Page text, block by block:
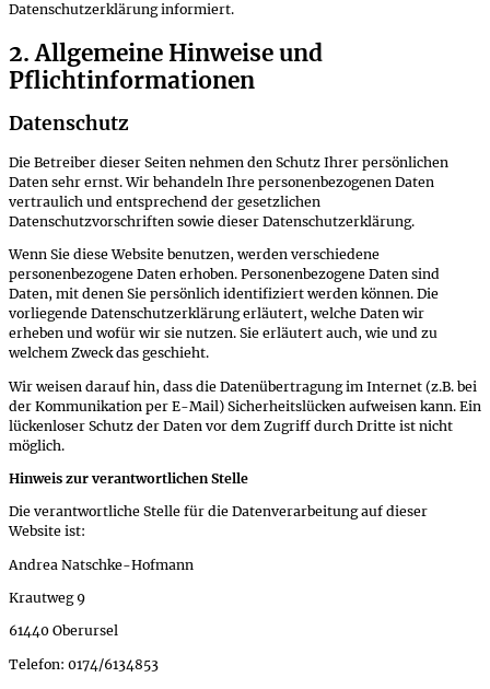
Datenschutzerklärung informiert.
2. Allgemeine Hinweise und
Pflichtinformationen
Datenschutz
Die Betreiber dieser Seiten nehmen den Schutz Ihrer persönlichen
Daten sehr ernst. Wir behandeln Ihre personenbezogenen Daten
vertraulich und entsprechend der gesetzlichen
Datenschutzvorschriften sowie dieser Datenschutzerklärung.
Wenn Sie diese Website benutzen, werden verschiedene
personenbezogene Daten erhoben. Personenbezogene Daten sind
Daten, mit denen Sie persönlich identifiziert werden können. Die
vorliegende Datenschutzerklärung erläutert, welche Daten wir
erheben und wofür wir sie nutzen. Sie erläutert auch, wie und zu
welchem Zweck das geschieht.
Wir weisen darauf hin, dass die Datenübertragung im Internet (z.B. bei
der Kommunikation per E-Mail) Sicherheitslücken aufweisen kann. Ein
lückenloser Schutz der Daten vor dem Zugriff durch Dritte ist nicht
möglich.
Hinweis zur verantwortlichen Stelle
Die verantwortliche Stelle für die Datenverarbeitung auf dieser
Website ist:
Andrea Natschke-Hofmann
Krautweg 9
61440 Oberursel
Telefon: 0174/6134853